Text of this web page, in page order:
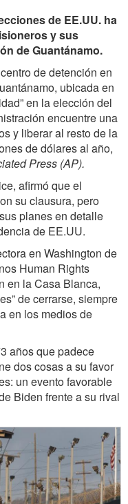
de EE.UU. ha
y sus
de Guantánamo.
de detención en
ubicada en
en la elección del
encuentre una
y liberar al resto de la
de dólares al año,
Press (AP).
afirmó que el
su clausura, pero
planes en detalle
de EE.UU.
en Washington de
Human Rights
en la Casa Blanca,
de cerrarse, siempre
en los medios de
años que padece
dos cosas a su favor
un evento favorable
Biden frente a su rival